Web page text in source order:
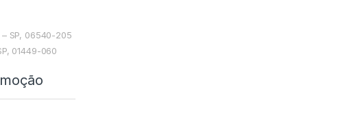
SP, 06540-205
01449-060